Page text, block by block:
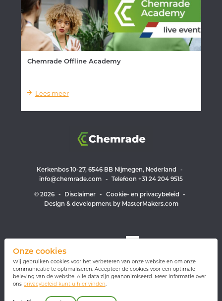
Chemrade Offline Academy
Lees meer
Kerkenbos 10-27, 6546 BB Nijmegen, Nederland
-
info@chemrade.com - Telefoon +31 24 204 9515
© 2026 - Disclaimer - Cookie- en privacybeleid
-
Design & development by MasterMakers.com
Geïnteresseerd in onze nieuwsbrief?
Onze cookies
Wij gebruiken cookies voor het verbeteren van onze website en om onze
communicatie te optimaliseren. Accepteer de cookies voor een optimale
beleving van de website. Alle data zijn geanonimiseerd. Meer informatie over
ons privacybeleid kunt u hier vinden